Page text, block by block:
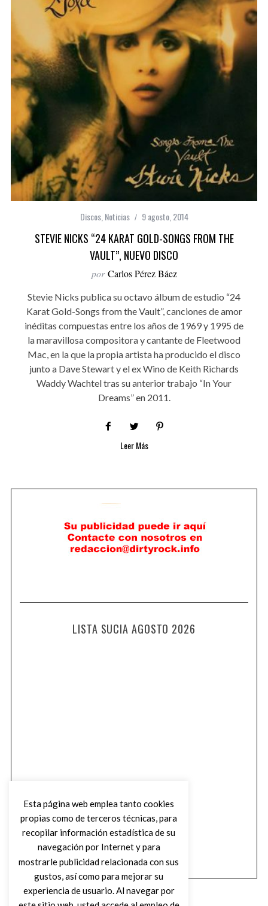
Discos, Noticias 9 agosto, 2014
STEVIE NICKS “24 KARAT GOLD-SONGS FROM THE
VAULT”, NUEVO DISCO
por Carlos Pérez Báez
Stevie Nicks publica su octavo álbum de estudio “24
Karat Gold-Songs from the Vault”, canciones de amor
inéditas compuestas entre los años de 1969 y 1995 de
la maravillosa compositora y cantante de Fleetwood
Mac, en la que la propia artista ha producido el disco
junto a Dave Stewart y el ex Wino de Keith Richards
Waddy Wachtel tras su anterior trabajo “In Your
Dreams” en 2011.
Leer Más
LISTA SUCIA AGOSTO 2026
Esta página web emplea tanto cookies
propias como de terceros técnicas, para
recopilar información estadística de su
navegación por Internet y para
mostrarle publicidad relacionada con sus
gustos, así como para mejorar su
experiencia de usuario. Al navegar por